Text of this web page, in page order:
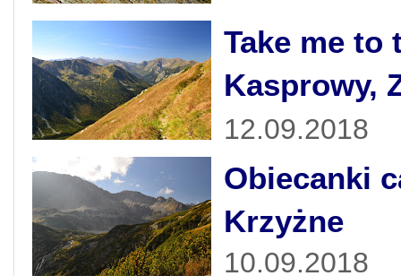
Take me to
Kasprowy,
12.09.2018
Obiecanki
Krzyżne
10.09.2018